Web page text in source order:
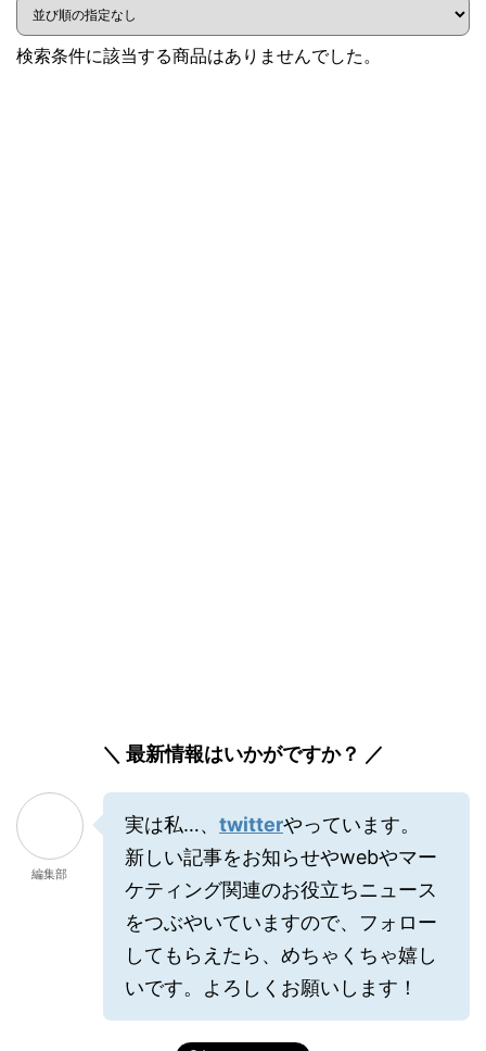
検索条件に該当する商品はありませんでした。
＼ 最新情報はいかがですか？ ／
編集部
実は私…、 twitterやっています。
新しい記事をお知らせやwebやマー
ケティング関連のお役立ちニュース
をつぶやいていますので、フォロー
してもらえたら、めちゃくちゃ嬉し
いです。よろしくお願いします！